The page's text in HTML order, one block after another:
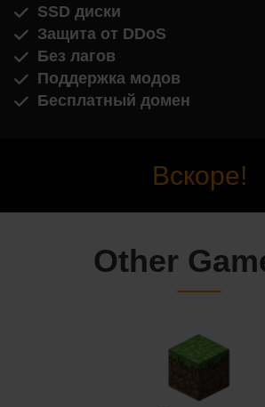
SSD диски
Защита от DDoS
Без лагов
Поддержка модов
Бесплатный домен
Вскоре!
Other